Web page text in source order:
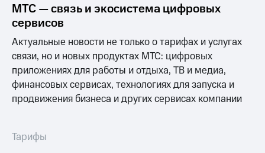
МТС — связь и экосистема цифровых
сервисов
Актуальные новости не только о тарифах и услугах
связи, но и новых продуктах МТС: цифровых
приложениях для работы и отдыха, ТВ и медиа,
финансовых сервисах, технологиях для запуска и
продвижения бизнеса и других сервисах компании
Тарифы